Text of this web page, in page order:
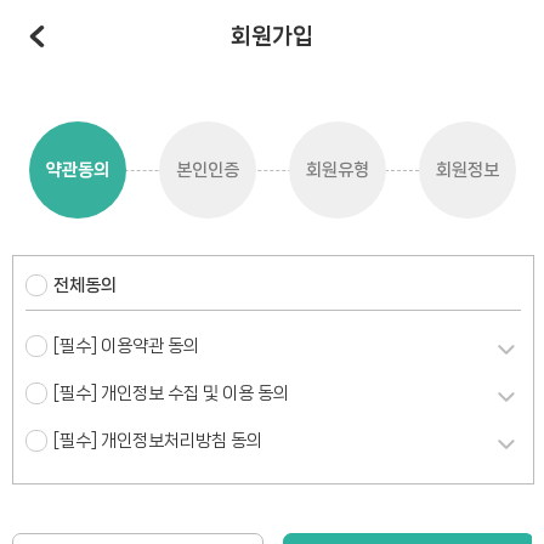
회원가입
약관동의 본인인증 회원유형 회원정보
전체동의
[필수] 이용약관 동의
[필수] 개인정보 수집 및 이용 동의
[필수] 개인정보처리방침 동의